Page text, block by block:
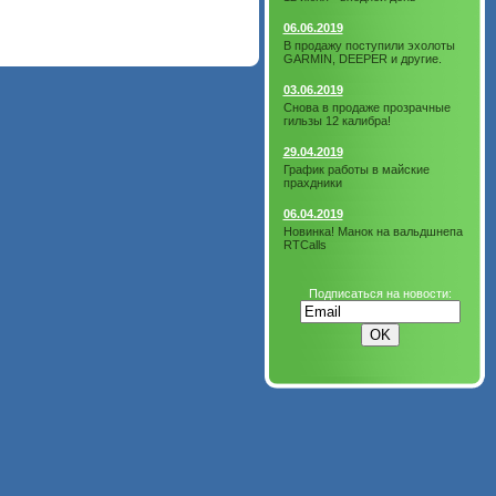
06.06.2019
В продажу поступили эхолоты
GARMIN, DEEPER и другие.
03.06.2019
Снова в продаже прозрачные
гильзы 12 калибра!
29.04.2019
График работы в майские
прахдники
06.04.2019
Новинка! Манок на вальдшнепа
RTCalls
Подписаться на новости: